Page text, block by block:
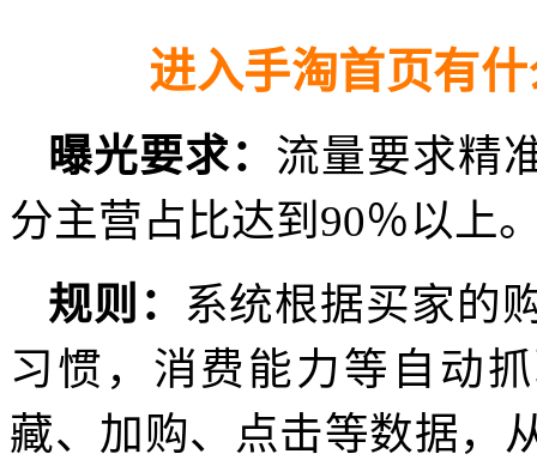
进入手淘首页有
曝光要求： 流量要求精
分主营占比达到90％以上
规则： 系统根据买家的
习惯，消费能力等自动
藏、加购、点击等数据，